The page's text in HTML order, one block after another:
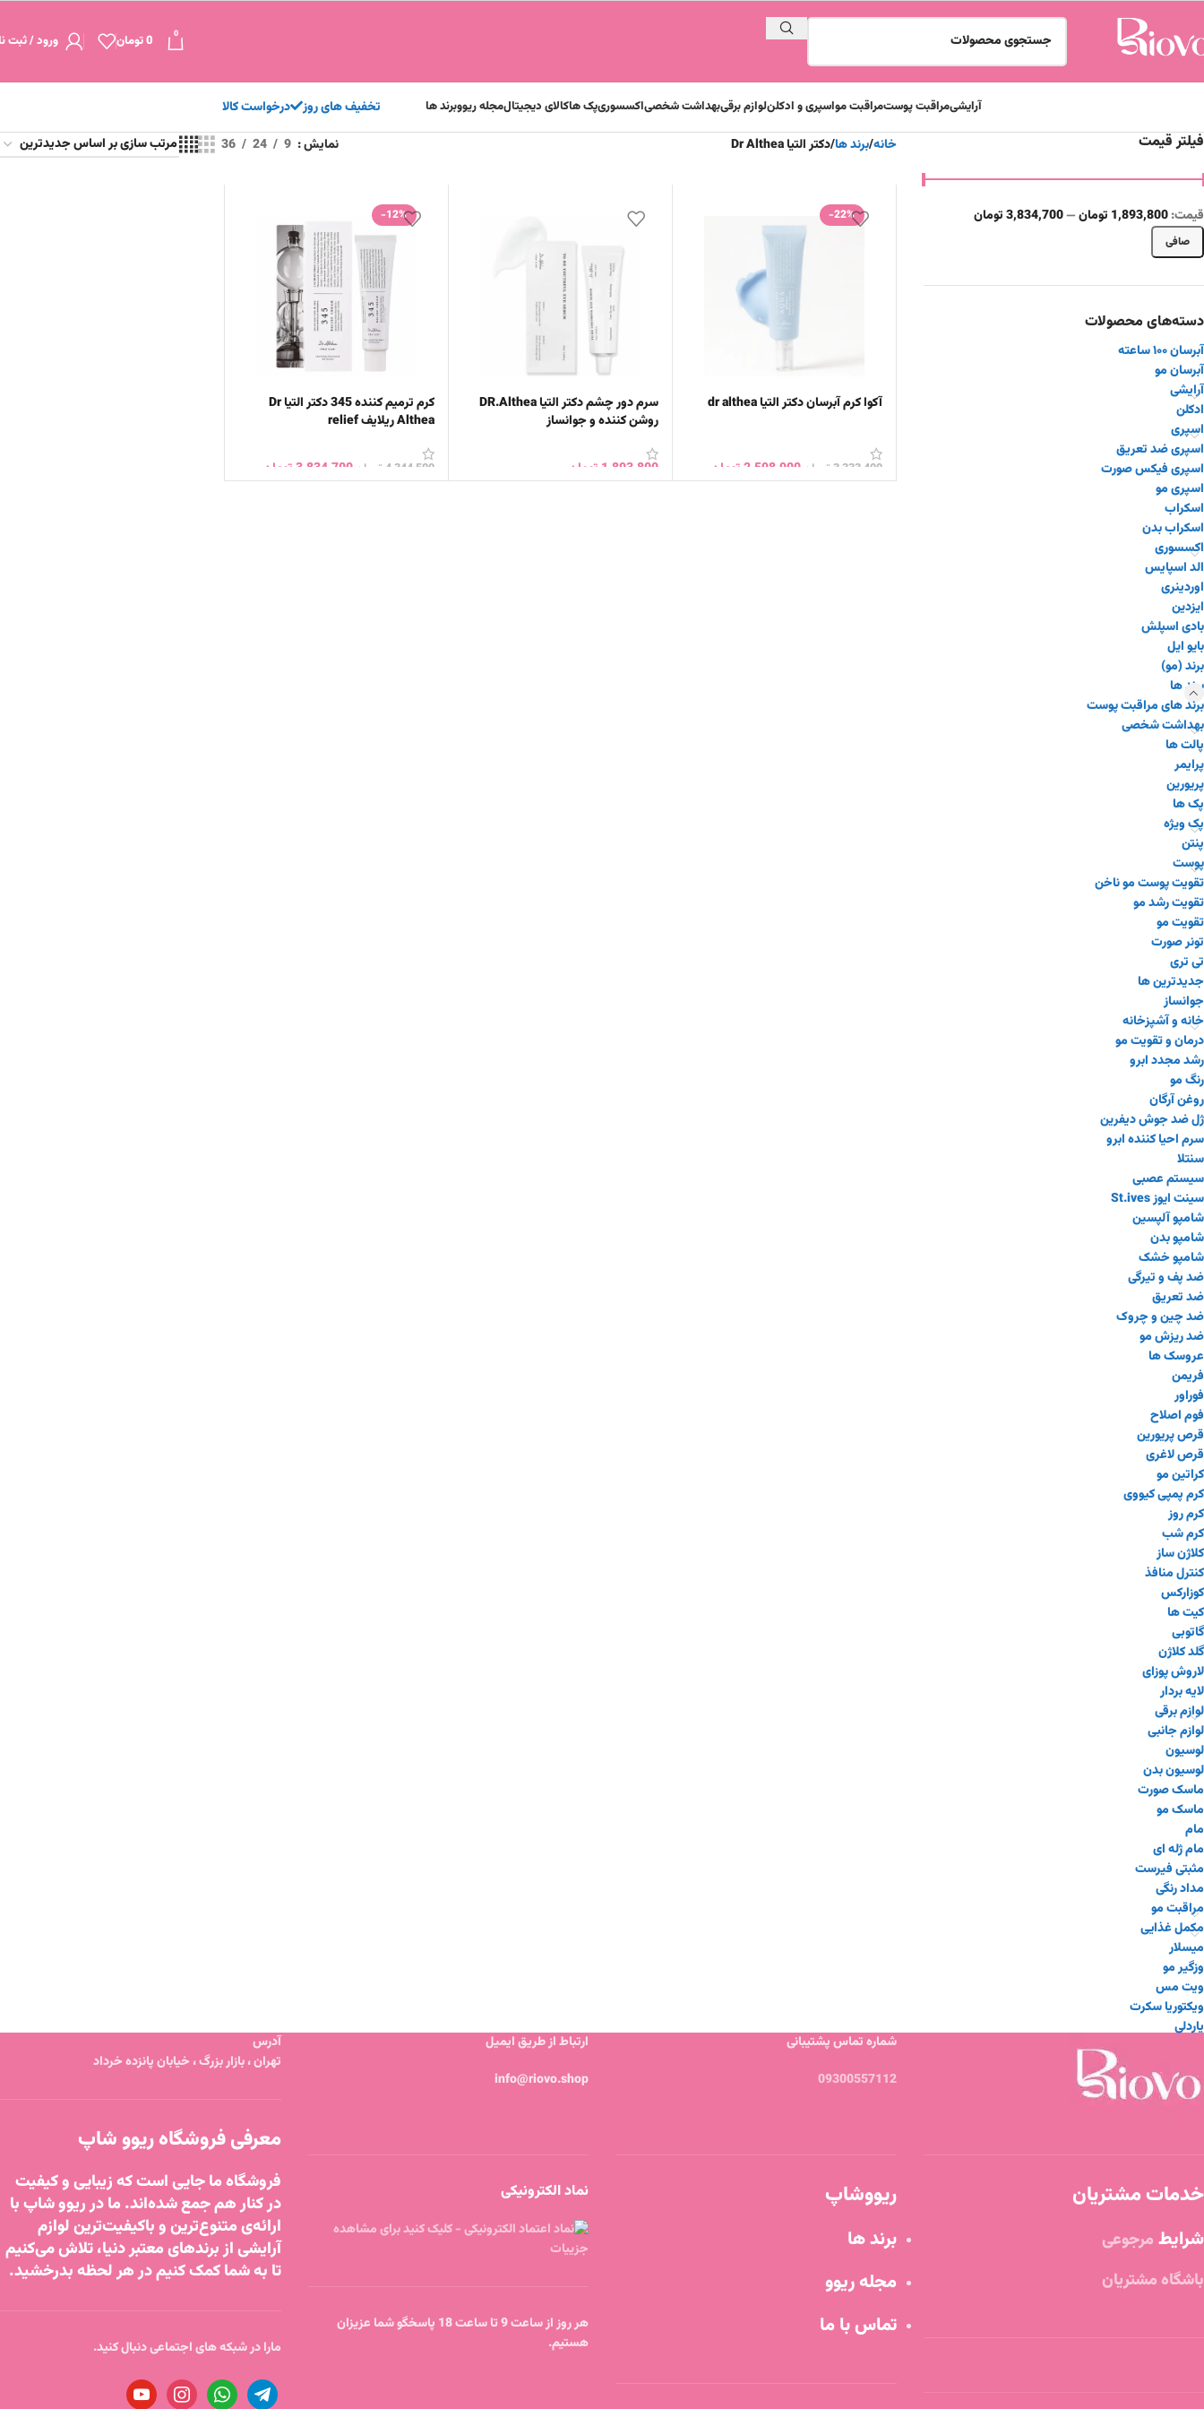
0
0تومان ورود / ثبت
آرایشیمراقبت پوستمراقبت مواسپری و ادکلنلوازم برقیبهداشت شخصیاکسسوریپک هاکالای دیجیتالمجله ریووبرند ها تخفیف های روز درخواست کالا
فیلتر قیمت
صافی
قيمت:1,893,800 تومان —3,834,700 تومان
دسته‌های محصولات
آبرسان ۱۰۰ ساعته
آبرسان مو
آرایشی
ادکلن
اسپری
اسپری ضد تعریق
اسپری فیکس صورت
اسپری مو
اسکراب
اسکراب بدن
اکسسوری
الد اسپایس
اوردینری
ایزدین
بادی اسپلش
بایو ایل
برند (مو)
برند ها
برند های مراقبت پوست
بهداشت شخصی
پالت ها
پرایمر
پریورین
پک ها
پک ویژه
پنتن
پوست
تقویت پوست مو ناخن
تقویت رشد مو
تقویت مو
تونر صورت
تی تری
جدیدترین ها
جوانساز
خانه و آشپزخانه
درمان و تقویت مو
رشد مجدد ابرو
رنگ مو
روغن آرگان
ژل ضد جوش دیفرین
سرم احیا کننده ابرو
سنتلا
سیستم عصبی
سینت ایوز St.ives
شامپو آلپسین
شامپو بدن
شامپو خشک
ضد پف و تیرگی
ضد تعریق
ضد چین و چروک
ضد ریزش مو
عروسک ها
فریمن
فوراور
فوم اصلاح
قرص پریورین
قرص لاغری
کراتین مو
کرم پمپی کیووی
کرم روز
کرم شب
کلاژن ساز
کنترل منافذ
کوزارکس
کیت ها
گاتوبی
گلد کلاژن
لاروش پوزای
لایه بردار
لوازم برقی
لوازم جانبی
لوسیون
لوسیون بدن
ماسک صورت
ماسک مو
مام
مام ژله ای
مثبتی فیرست
مداد رنگی
مراقبت مو
مکمل غذایی
میسلار
وزگیر مو
ویت مس
ویکتوریا سکرت
یاردلی
خانه برند ها دکتر التیا Dr Althea نمایش 9
24
36
-22%
آکوا کرم آبرسان دکتر التیا dr althea
3,333,400 تومان 2,598,900تومان
سرم دور چشم دکتر التیا DR.Althea
روشن کننده و جوانساز
1,893,800 تومان
-12%
کرم ترمیم کننده 345 دکتر التیا Dr
Althea ریلایف relief
4,344,500 تومان 3,834,700تومان
خدمات مشتریان
شرایط مرجوعی
باشگاه مشتریان
شماره تماس پشتیبانی
09300557112
ریووشاپ
برند ها
مجله ریوو
تماس با ما
ارتباط از طریق ایمیل
info@riovo.shop
نماد الکترونیکی
هر روز از ساعت 9 تا ساعت 18 پاسخگو شما عزیزان
هستیم.
آدرس
تهران ، بازار بزرگ ، خیابان پانزده خرداد
معرفی فروشگاه ریوو شاپ
فروشگاه ما جایی است که زیبایی و کیفیت
در کنار هم جمع شده‌اند. ما در ریوو شاپ با
ارائه‌ی متنوع‌ترین و باکیفیت‌ترین لوازم
آرایشی از برندهای معتبر دنیا، تلاش می‌کنیم
تا به شما کمک کنیم در هر لحظه بدرخشید.
مارا در شبکه های اجتماعی دنبال کنید.